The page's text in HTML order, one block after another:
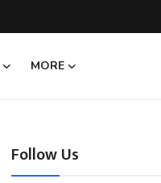
MORE
Follow Us